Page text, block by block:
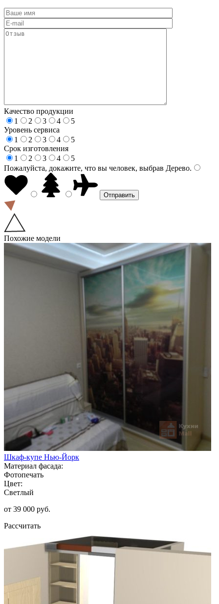
Качество продукции
1
2 3 4
5
Уровень сервиса
1
2 3 4
5
Срок изготовления
1
2 3 4
5
Пожалуйста, докажите, что вы человек, выбрав Дерево.
Похожие модели
Шкаф-купе Нью-Йорк
Материал фасада:
Фотопечать
Цвет:
Светлый
от 39 000 руб.
Рассчитать